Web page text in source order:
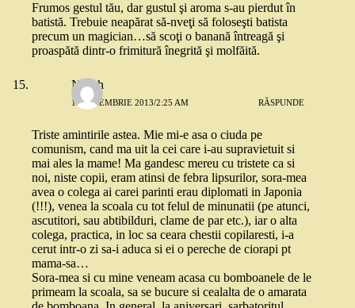
Frumos gestul tău, dar gustul şi aroma s-au pierdut în
batistă. Trebuie neapărat să-nveţi să foloseşti batista
precum un magician…să scoţi o banană întreagă şi
proaspătă dintr-o frimitură înegrită şi molfăită.
Nusch
12 NOIEMBRIE 2013/2:25 AM RĂSPUNDE
Triste amintirile astea. Mie mi-e asa o ciuda pe
comunism, cand ma uit la cei care i-au supravietuit si
mai ales la mame! Ma gandesc mereu cu tristete ca si
noi, niste copii, eram atinsi de febra lipsurilor, sora-mea
avea o colega ai carei parinti erau diplomati in Japonia
(!!!), venea la scoala cu tot felul de minunatii (pe atunci,
ascutitori, sau abtibilduri, clame de par etc.), iar o alta
colega, practica, in loc sa ceara chestii copilaresti, i-a
cerut intr-o zi sa-i aduca si ei o pereche de ciorapi pt
mama-sa…
Sora-mea si cu mine veneam acasa cu bomboanele de le
primeam la scoala, sa se bucure si cealalta de o amarata